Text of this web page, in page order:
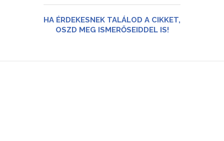
HA ÉRDEKESNEK TALÁLOD A CIKKET,
OSZD MEG ISMERŐSEIDDEL IS!